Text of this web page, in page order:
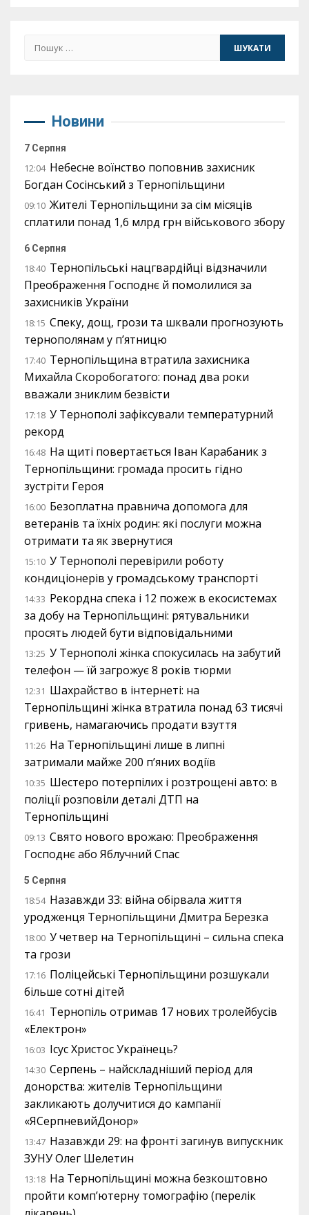
Пошук:
Новини
7 Серпня
12:04 Небесне воїнство поповнив захисник
Богдан Сосінський з Тернопільщини
09:10 Жителі Тернопільщини за сім місяців
сплатили понад 1,6 млрд грн військового збору
6 Серпня
18:40 Тернопільські нацгвардійці відзначили
Преображення Господнє й помолилися за
захисників України
18:15 Спеку, дощ, грози та шквали прогнозують
тернополянам у п’ятницю
17:40 Тернопільщина втратила захисника
Михайла Скоробогатого: понад два роки
вважали зниклим безвісти
17:18 У Тернополі зафіксували температурний
рекорд
16:48 На щиті повертається Іван Карабаник з
Тернопільщини: громада просить гідно
зустріти Героя
16:00 Безоплатна правнича допомога для
ветеранів та їхніх родин: які послуги можна
отримати та як звернутися
15:10 У Тернополі перевірили роботу
кондиціонерів у громадському транспорті
14:33 Рекордна спека і 12 пожеж в екосистемах
за добу на Тернопільщині: рятувальники
просять людей бути відповідальними
13:25 У Тернополі жінка спокусилась на забутий
телефон — їй загрожує 8 років тюрми
12:31 Шахрайство в інтернеті: на
Тернопільщині жінка втратила понад 63 тисячі
гривень, намагаючись продати взуття
11:26 На Тернопільщині лише в липні
затримали майже 200 п’яних водіїв
10:35 Шестеро потерпілих і розтрощені авто: в
поліції розповіли деталі ДТП на
Тернопільщині
09:13 Свято нового врожаю: Преображення
Господнє або Яблучний Спас
5 Серпня
18:54 Назавжди 33: війна обірвала життя
уродженця Тернопільщини Дмитра Березка
18:00 У четвер на Тернопільщині – сильна спека
та грози
17:16 Поліцейські Тернопільщини розшукали
більше сотні дітей
16:41 Тернопіль отримав 17 нових тролейбусів
«Електрон»
16:03 Ісус Христос Українець?
14:30 Серпень – найскладніший період для
донорства: жителів Тернопільщини
закликають долучитися до кампанії
«ЯСерпневийДонор»
13:47 Назавжди 29: на фронті загинув випускник
ЗУНУ Олег Шелетин
13:18 На Тернопільщині можна безкоштовно
пройти комп’ютерну томографію (перелік